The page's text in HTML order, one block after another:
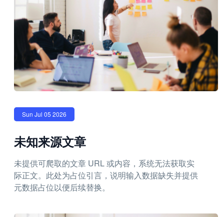
Sun Jul 05 2026
未知来源文章
未提供可爬取的文章 URL 或内容，系统无法获取实
际正文。此处为占位引言，说明输入数据缺失并提供
元数据占位以便后续替换。